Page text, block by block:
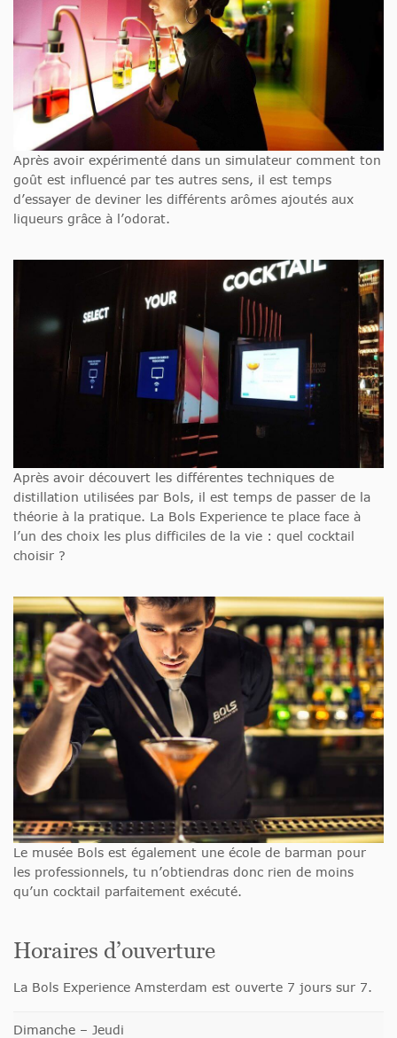
Après avoir expérimenté dans un simulateur comment ton
goût est influencé par tes autres sens, il est temps
d’essayer de deviner les différents arômes ajoutés aux
liqueurs grâce à l’odorat.
Après avoir découvert les différentes techniques de
distillation utilisées par Bols, il est temps de passer de la
théorie à la pratique. La Bols Experience te place face à
l’un des choix les plus difficiles de la vie : quel cocktail
choisir ?
Le musée Bols est également une école de barman pour
les professionnels, tu n’obtiendras donc rien de moins
qu’un cocktail parfaitement exécuté.
Horaires d’ouverture
La Bols Experience Amsterdam est ouverte 7 jours sur 7.
Dimanche – Jeudi